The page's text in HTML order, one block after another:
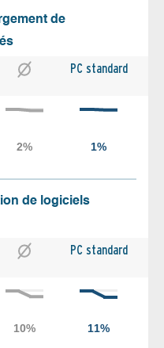
de
PC standard
de logiciels
PC standard